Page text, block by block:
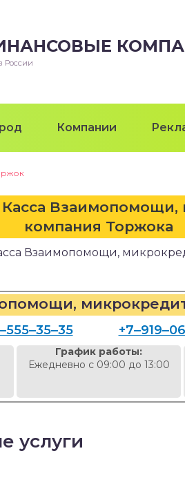
России
Компании
Взаимопомощи,
компания Торжока
Взаимопомощи,
График работы:
Ежедневно с 09:00 до 13:00
услуги